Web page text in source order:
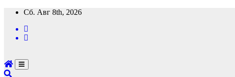
Перейти
содержимому
Сб. Авг 8th, 2026